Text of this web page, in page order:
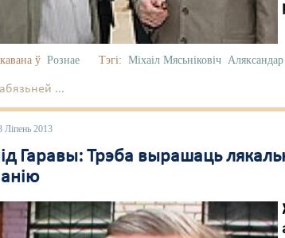
ў Рознае Тэгі: Міхаіл Мясьніковіч
...
Ліпень 2013
Гаравы: Трэба вырашаць